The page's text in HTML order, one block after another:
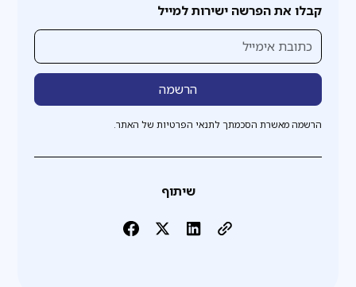
קבלו את הפרשה ישירות למייל
הרשמה מאשרת הסכמתך לתנאי הפרטיות של האתר.
שיתוף